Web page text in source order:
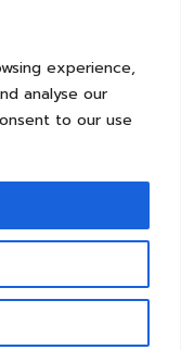
experience,
analyse our
to our use
สมุทรปราการ
us
Open